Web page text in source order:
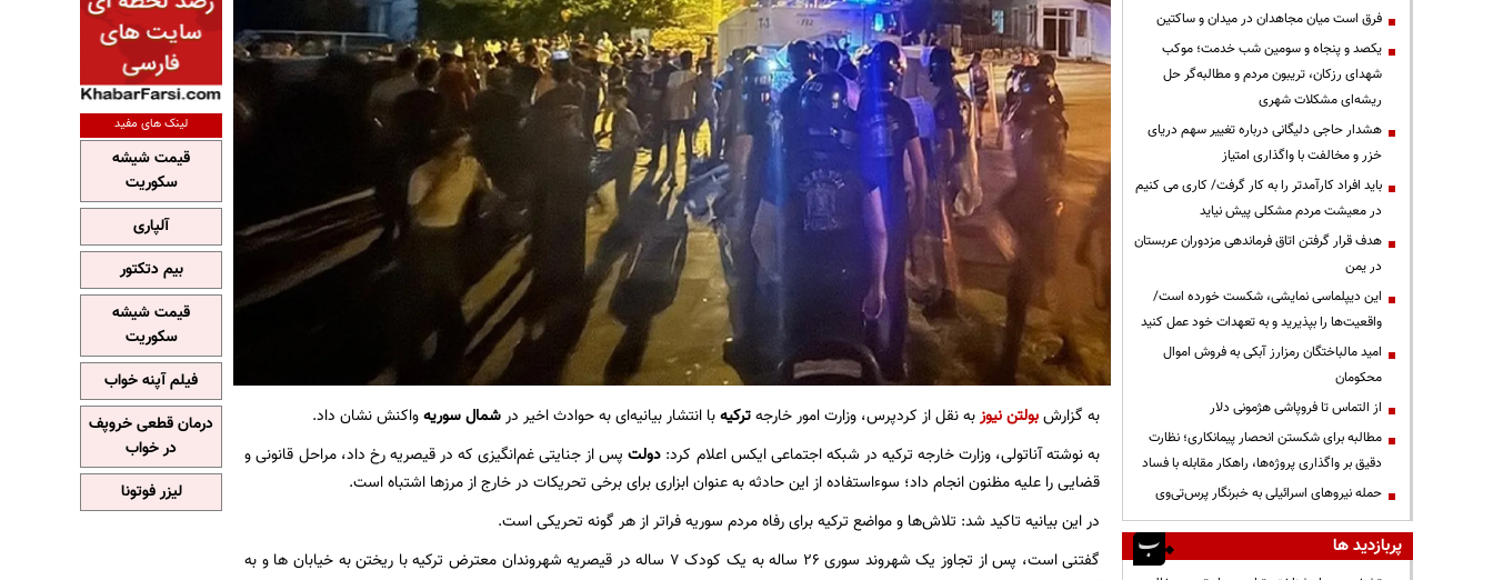
به گزارشبولتن نیوزبه نقل از کردپرس، وزارت امور خارجهترکیهبا انتشار بیانیه‌ای به حوادث اخیر درشمال سوریهواکنش نشان داد.
به نوشته آناتولی، وزارت خارجه ترکیه در شبکه اجتماعی ایکس اعلام کرد: دولت پس از جنایتی غم‌انگیزی که در قیصریه رخ داد، مراحل قانونی و
قضایی را علیه مظنون انجام داد؛ سوء‌استفاده از این حادثه به عنوان ابزاری برای برخی تحریکات در خارج از مرزها اشتباه است.
در این بیانیه تاکید شد: تلاش‌ها و مواضع ترکیه برای رفاه مردم سوریه فراتر از هر گونه تحریکی است.
گفتنی است، پس از تجاوز یک شهروند سوری 26 ساله به یک کودک 7 ساله در قیصریه شهروندان معترض ترکیه با ریختن به خیابان ها و به
فرق است میان مجاهدان در میدان و ساکتین
یکصد و پنجاه و سومین شب خدمت؛ موکب
شهدای رزکان، تریبون مردم و مطالبه‌گر حل
ریشه‌ای مشکلات شهری
هشدار حاجی دلیگانی درباره تغییر سهم دریای
خزر و مخالفت با واگذاری امتیاز
باید افراد کارآمدتر را به کار گرفت/ کاری می کنیم
در معیشت مردم مشکلی پیش نیاید
هدف قرار گرفتن اتاق‌ فرماندهی مزدوران عربستان
در یمن
این دیپلماسی نمایشی، شکست خورده است/
واقعیت‌ها را بپذیرید و به تعهدات خود عمل کنید
امید مالباختگان رمزارز آبکی به فروش اموال
محکومان
از التماس تا فروپاشی هژمونی دلار
مطالبه برای شکستن انحصار پیمانکاری؛ نظارت
دقیق بر واگذاری پروژه‌ها، راهکار مقابله با فساد
حمله نیروهای اسرائیلی به خبرنگار پرس‌تی‌وی
پربازدید ها
لینک های مفید
قیمت شیشه
سکوریت
آلپاری
بیم دتکتور
قیمت شیشه
سکوریت
فیلم آپنه خواب
درمان قطعی خروپف
در خواب
لیزر فوتونا